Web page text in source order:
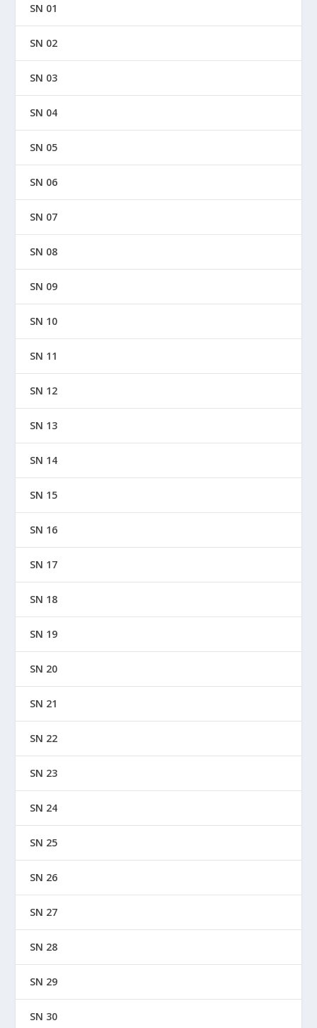
SN 01
SN 02
SN 03
SN 04
SN 05
SN 06
SN 07
SN 08
SN 09
SN 10
SN 11
SN 12
SN 13
SN 14
SN 15
SN 16
SN 17
SN 18
SN 19
SN 20
SN 21
SN 22
SN 23
SN 24
SN 25
SN 26
SN 27
SN 28
SN 29
SN 30